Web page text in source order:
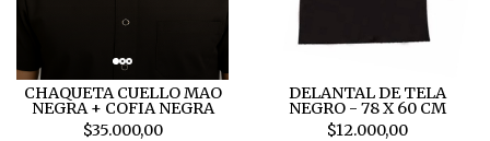
CHAQUETA CUELLO MAO
NEGRA + COFIA NEGRA
$35.000,00
DELANTAL DE TELA
NEGRO - 78 X 60 CM
$12.000,00